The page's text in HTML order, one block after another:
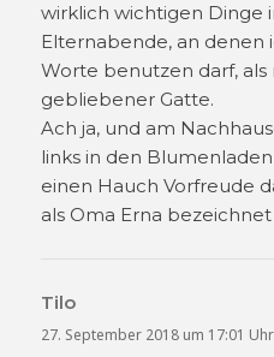
wirklich wichtigen Dinge
Elternabende, an denen
Worte benutzen darf, als
gebliebener Gatte.
Ach ja, und am
links in den
einen Hauch Vorfreude
als Oma Erna
Tilo
27. September 2018 um 17:01 Uhr